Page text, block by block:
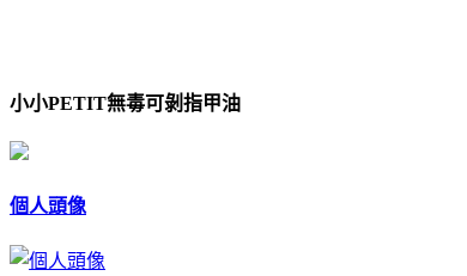
小小PETIT無毒可剝指甲油
個人頭像